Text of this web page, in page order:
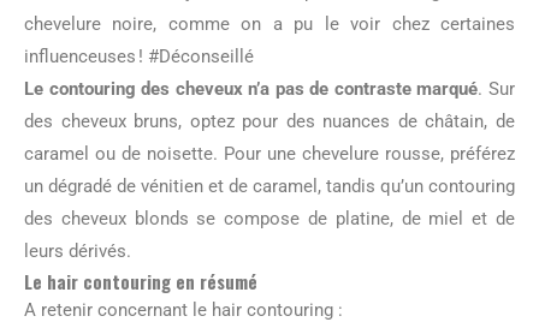
chevelure noire, comme on a pu le voir chez certaines
influenceuses ! #Déconseillé
Le contouring des cheveux n’a pas de contraste marqué. Sur
des cheveux bruns, optez pour des nuances de châtain, de
caramel ou de noisette. Pour une chevelure rousse, préférez
un dégradé de vénitien et de caramel, tandis qu’un contouring
des cheveux blonds se compose de platine, de miel et de
leurs dérivés.
Le hair contouring en résumé
A retenir concernant le hair contouring :